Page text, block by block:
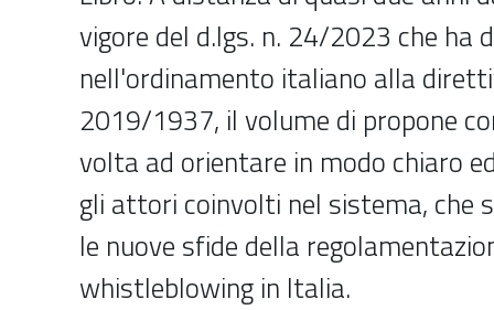
vigore del d.lgs. n. 24/2023 che ha
nell'ordinamento italiano alla
2019/1937, il volume di propone
volta ad orientare in modo chiaro
gli attori coinvolti nel sistema, che
le nuove sfide della
whistleblowing in Italia.